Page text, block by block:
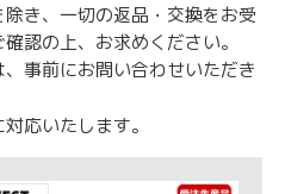
き、 一切の返品・交換をお受
認の上、お求めください。
事前にお問い合わせいただき
対応いたします。